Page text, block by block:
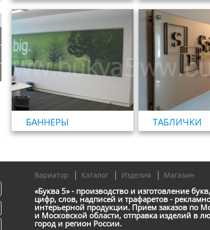
БАННЕРЫ ТАБЛИЧКИ
Вариатор Каталог Изделия Магазин
«Буква 5» - производство и изготовление букв,
цифр, слов, надписей и трафаретов -
интерьерной продукции. Прием заказов по
и Московской области, отправка изделий в
город и регион России.